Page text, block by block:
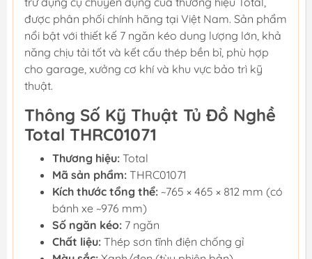
được phân phối chính hãng tại Việt Nam. Sản phẩm
nổi bật với thiết kế 7 ngăn kéo dung lượng lớn, khả
năng chịu tải tốt và kết cấu thép bền bỉ, phù hợp
cho garage, xưởng cơ khí và khu vực bảo trì kỹ
thuật.
Thông Số Kỹ Thuật Tủ Đồ Nghề
Total THRC01071
Thương hiệu: Total
Mã sản phẩm: THRC01071
Kích thước tổng thể: ~765 × 465 × 812 mm (có
bánh xe ~976 mm)
Số ngăn kéo: 7 ngăn
Chất liệu: Thép sơn tĩnh điện chống gỉ